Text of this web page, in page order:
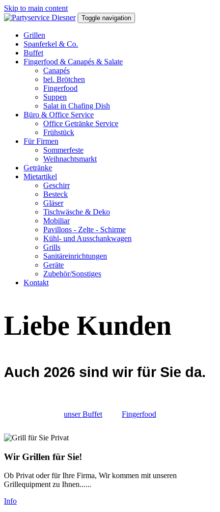
Skip to main content
Toggle navigation
Grillen
Spanferkel & Co.
Buffet
Fingerfood & Canapés & Salate
Canapés
bel. Brötchen
Fingerfood
Suppen
Salat in Chafing Dish
Büro & Office Service
Office Getränke Service
Frühstück
Für Firmen
Sommerfeste
Weihnachtsmarkt
Getränke
Mietartikel
Geschirr
Besteck
Gläser
Tischwäsche & Deko
Mobiliar
Pavillons - Zelte - Schirme
Kühl- und Ausschankwagen
Grills
Sanitäreinrichtungen
Geräte
Zubehör/Sonstiges
Kontakt
Liebe Kunden
Auch 2026 sind wir für Sie da.
unser Buffet Fingerfood
Wir Grillen für Sie!
Ob Privat oder für Ihre Firma, Wir kommen mit unseren
Grillequipment zu Ihnen......
Info